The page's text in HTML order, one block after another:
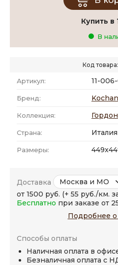
Код товара:
Артикул: 11-
Бренд:
Коллекция: Гордон
Страна: Италия
Размеры:
Купить в
В
Доставка
Москва и МО
от 1500 руб. (+ 55 руб./км.
Бесплатно при заказе от
Подробнее о
Способы оплаты
Наличная оплата в
Безналичная оплата с